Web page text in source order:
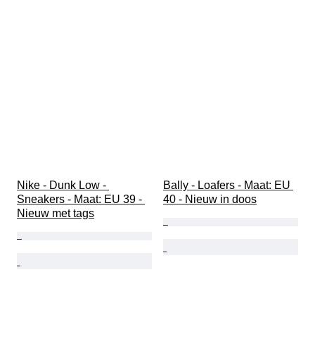
Nike - Dunk Low -
Sneakers - Maat: EU 39 -
Nieuw met tags
Bally - Loafers - Maat: EU
40 - Nieuw in doos